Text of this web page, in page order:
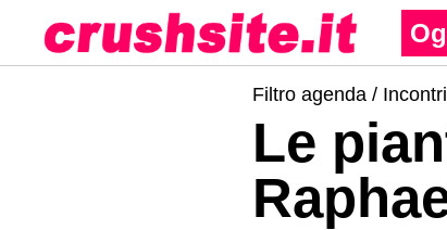
Filtro agenda / Incontri
Le